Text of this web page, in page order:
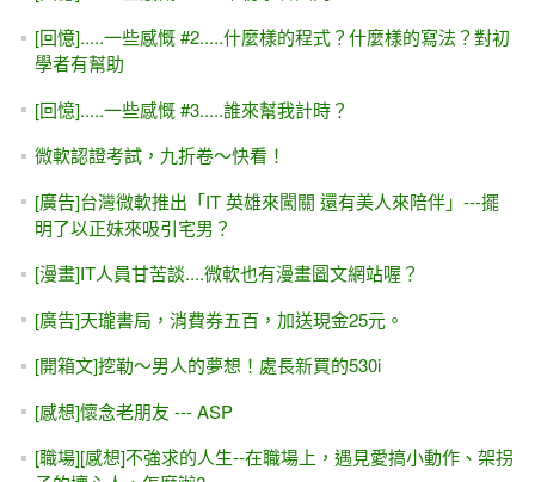
VS 2017上面找不到 .NET 4.7 ?
[線上直播 遠距教學] 9/24週日班, ASP.NET入門實戰 +
ADO.NET進階
6/25（週日）Web 全端工程師 一日體驗營（線上直播教學）
Day 6 - 自己寫程式連結資料庫 & 跨平台(Web + Windows)範
例
Day 5 - SqlDataSource各種變化 與 "半"手工製作
Day 3 - 網頁與資料庫
Day 2 - PostBack & AutoPostBack，第一天的回家作業
Day 1 - Visual Studio無痛入門 & 「防呆」與「驗證」
[VS 2017的改變] ASP.NET Core 1.1 & ADO.NET